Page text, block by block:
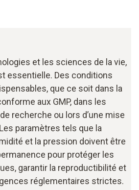
et les sciences de la vie,
essentielle. Des conditions
que ce soit dans la
aux GMP, dans les
recherche ou lors d’une mise
paramètres tels que la
et la pression doivent être
pour protéger les
garantir la reproductibilité et
réglementaires strictes.